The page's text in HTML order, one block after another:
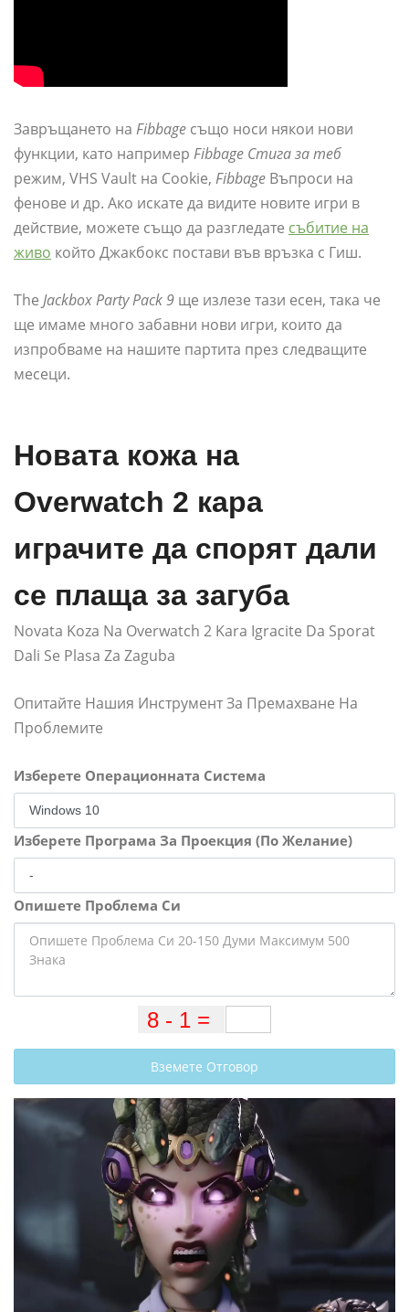
Завръщането на Fibbage също носи някои нови
функции, като например Fibbage Стига за теб
режим, VHS Vault на Cookie, Fibbage Въпроси на
фенове и др. Ако искате да видите новите игри в
действие, можете също да разгледате събитие на
живо който Джакбокс постави във връзка с Гиш.
The Jackbox Party Pack 9 ще излезе тази есен, така че
ще имаме много забавни нови игри, които да
изпробваме на нашите партита през следващите
месеци.
Новата кожа на
Overwatch 2 кара
играчите да спорят дали
се плаща за загуба
Novata Koza Na Overwatch 2 Kara Igracite Da Sporat
Dali Se Plasa Za Zaguba
Опитайте Нашия Инструмент За Премахване На
Проблемите
Изберете Операционната Система
Изберете Програма За Проекция (По Желание)
Опишете Проблема Си
Вземете Отговор